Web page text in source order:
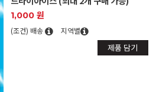
1,000 원
(조건) 배송 지역별
제품 담기